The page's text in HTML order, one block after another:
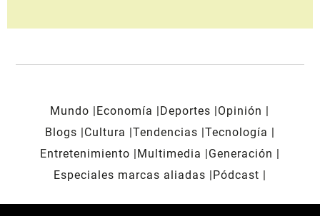
Mundo Economía Deportes
Opinión
Blogs
Cultura Tendencias Tecnología
Entretenimiento
Multimedia
Generación
Especiales marcas aliadas
Pódcast